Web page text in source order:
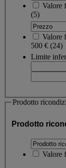
Valore
(5)
Valore
500 € (24)
Limite
Prodotto
Prodotto
Valore